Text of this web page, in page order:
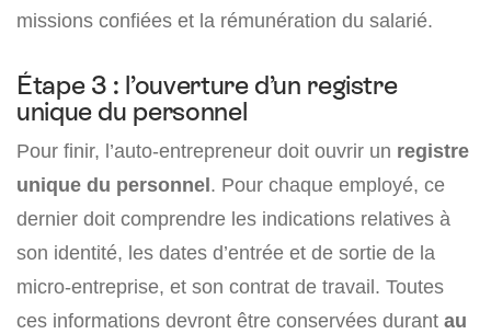
missions confiées et la rémunération du salarié.
Étape 3 : l’ouverture d’un registre
unique du personnel
Pour finir, l’auto-entrepreneur doit ouvrir un registre
unique du personnel. Pour chaque employé, ce
dernier doit comprendre les indications relatives à
son identité, les dates d’entrée et de sortie de la
micro-entreprise, et son contrat de travail. Toutes
ces informations devront être conservées durant au